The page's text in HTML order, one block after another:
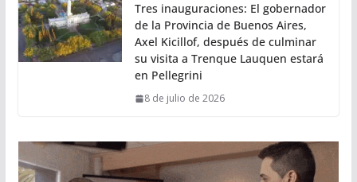
Tres inauguraciones: El gobernador
de la Provincia de Buenos Aires,
Axel Kicillof, después de culminar
su visita a Trenque Lauquen estará
en Pellegrini
8 de julio de 2026